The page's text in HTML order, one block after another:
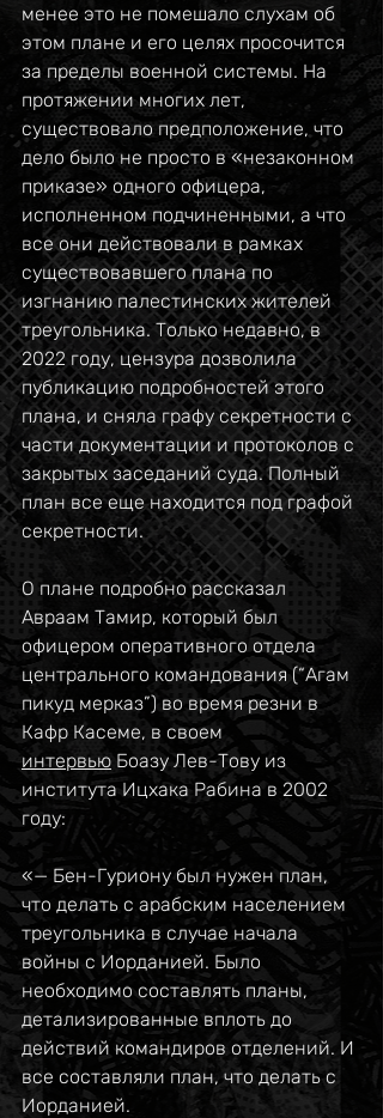
менее это не помешало слухам об
этом плане и его целях просочится
за пределы военной системы. На
протяжении многих лет,
существовало предположение, что
дело было не просто в «незаконном
приказе» одного офицера,
исполненном подчиненными, а что
все они действовали в рамках
существовавшего плана по
изгнанию палестинских жителей
треугольника. Только недавно, в
2022 году, цензура дозволила
публикацию подробностей этого
плана, и сняла графу секретности с
части документации и протоколов с
закрытых заседаний суда. Полный
план все еще находится под графой
секретности.
О плане подробно рассказал
Авраам Тамир, который был
офицером оперативного отдела
центрального командования (“Агам
пикуд мерказ”) во время резни в
Кафр Касеме, в своем
интервью Боазу Лев-Тову из
института Ицхака Рабина в 2002
году:
«— Бен-Гуриону был нужен план,
что делать с арабским населением
треугольника в случае начала
войны с Иорданией. Было
необходимо составлять планы,
детализированные вплоть до
действий командиров отделений. И
все составляли план, что делать с
Иорданией.